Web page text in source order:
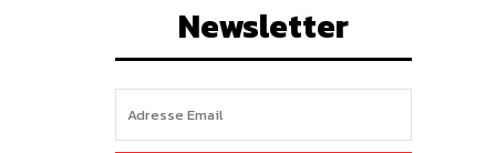
Newsletter